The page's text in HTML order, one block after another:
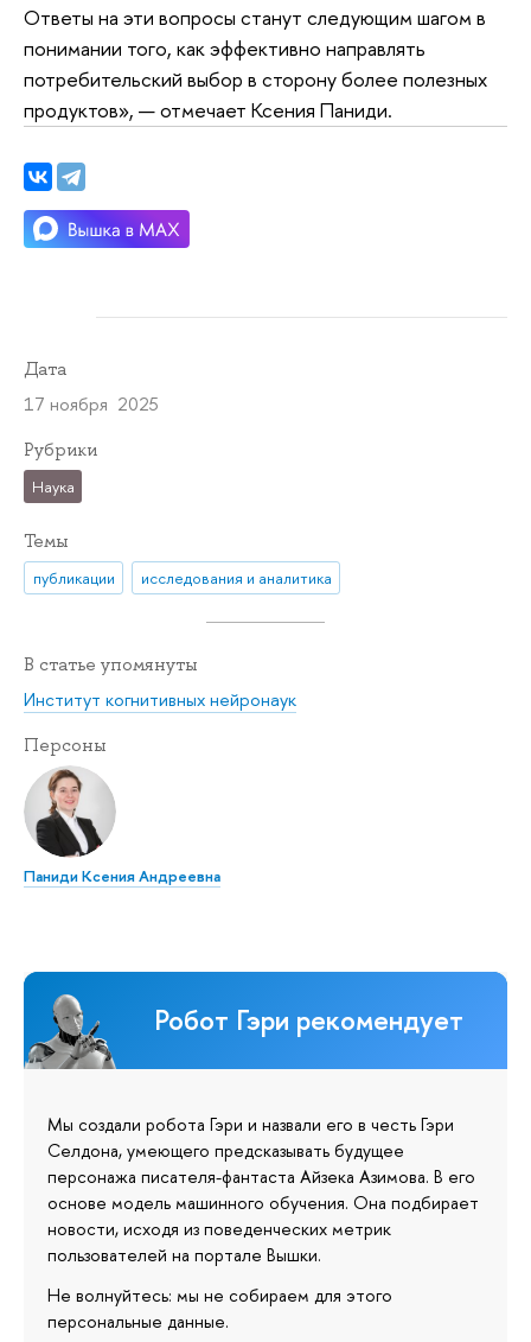
Ответы на эти вопросы станут следующим шагом в
понимании того, как эффективно направлять
потребительский выбор в сторону более полезных
продуктов», — отмечает Ксения Паниди.
Дата
17 ноября 2025
Рубрики
Наука
Темы
публикации исследования и аналитика
В статье упомянуты
Институт когнитивных нейронаук
Персоны
Паниди Ксения Андреевна
Робот Гэри рекомендует
Мы создали робота Гэри и назвали его в честь Гэри
Селдона, умеющего предсказывать будущее
персонажа писателя-фантаста Айзека Азимова. В его
основе модель машинного обучения. Она подбирает
новости, исходя из поведенческих метрик
пользователей на портале Вышки.
Не волнуйтесь: мы не собираем для этого
персональные данные.